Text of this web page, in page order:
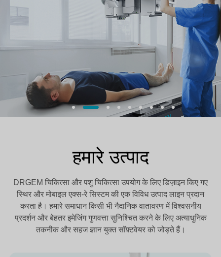
प्रीमियम डिजिटल एक्स-रे सिस्टम
ऑटो पोजिशनिंग सिस्टम दीवार स्टैंड और टेबल के लिए पूरी तरह से स्वचालित ट्रैकिंग और
पोजिशनिंग प्रदान करता है, जिससे कार्यप्रवाह दक्षता और रोगी देखभाल में वृद्धि होती है।
और अधिक जानें
हमारे उत्पाद
DRGEM चिकित्सा और पशु चिकित्सा उपयोग के लिए डिज़ाइन किए गए
स्थिर और मोबाइल एक्स-रे सिस्टम की एक विविध उत्पाद लाइन प्रदान
करता है। हमारे समाधान किसी भी नैदानिक वातावरण में विश्वसनीय
प्रदर्शन और बेहतर इमेजिंग गुणवत्ता सुनिश्चित करने के लिए अत्याधुनिक
तकनीक और सहज ज्ञान युक्त सॉफ़्टवेयर को जोड़ते हैं।